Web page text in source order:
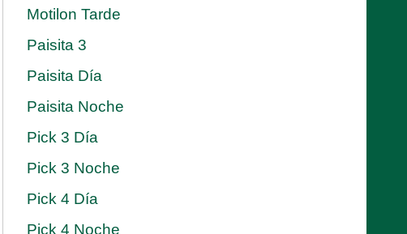
Motilon Tarde
Paisita 3
Paisita Día
Paisita Noche
Pick 3 Día
Pick 3 Noche
Pick 4 Día
Pick 4 Noche